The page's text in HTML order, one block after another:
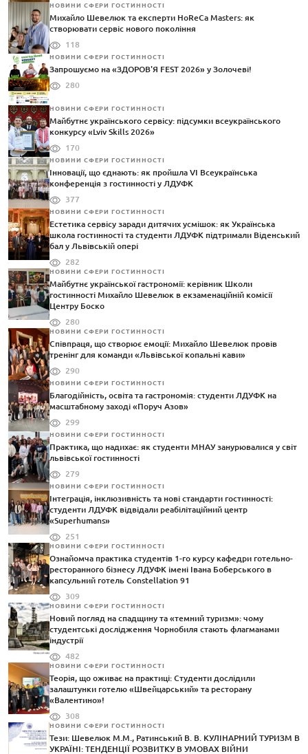
НОВИНИ СФЕРИ ГОСТИННОСТІ
Михайло Шевелюк та експерти HoReCa Masters: як
створювати сервіс нового покоління
118
НОВИНИ СФЕРИ ГОСТИННОСТІ
Запрошуємо на «ЗДОРОВ'Я FEST 2026» у Золочеві!
280
НОВИНИ СФЕРИ ГОСТИННОСТІ
Майбутнє українського сервісу: підсумки всеукраїнського
конкурсу «Lviv Skills 2026»
170
НОВИНИ СФЕРИ ГОСТИННОСТІ
Інновації, що єднають: як пройшла VI Всеукраїнська
конференція з гостинності у ЛДУФК
377
НОВИНИ СФЕРИ ГОСТИННОСТІ
Естетика сервісу заради дитячих усмішок: як Українська
школа гостинності та студенти ЛДУФК підтримали Віденський
бал у Львівській опері
282
НОВИНИ СФЕРИ ГОСТИННОСТІ
Майбутнє української гастрономії: керівник Школи
гостинності Михайло Шевелюк в екзаменаційній комісії
Центру Боско
280
НОВИНИ СФЕРИ ГОСТИННОСТІ
Співпраця, що створює емоції: Михайло Шевелюк провів
тренінг для команди «Львівської копальні кави»
290
НОВИНИ СФЕРИ ГОСТИННОСТІ
Благодійність, освіта та гастрономія: студенти ЛДУФК на
масштабному заході «Поруч Азов»
299
НОВИНИ СФЕРИ ГОСТИННОСТІ
Практика, що надихає: як студенти МНАУ занурювалися у світ
львівської гостинності
279
НОВИНИ СФЕРИ ГОСТИННОСТІ
Інтеграція, інклюзивність та нові стандарти гостинності:
студенти ЛДУФК відвідали реабілітаційний центр
«Superhumans»
251
НОВИНИ СФЕРИ ГОСТИННОСТІ
Ознайомча практика студентів 1-го курсу кафедри готельно-
ресторанного бізнесу ЛДУФК імені Івана Боберського в
капсульний готель Constellation 91
309
НОВИНИ СФЕРИ ГОСТИННОСТІ
Новий погляд на спадщину та «темний туризм»: чому
студентські дослідження Чорнобиля стають флагманами
індустрії
482
НОВИНИ СФЕРИ ГОСТИННОСТІ
Теорія, що оживає на практиці: Студенти дослідили
залаштунки готелю «Швейцарський» та ресторану
«Валентино»!
308
НОВИНИ СФЕРИ ГОСТИННОСТІ
Тези: Шевелюк М.М., Ратинський В. В. КУЛІНАРНИЙ ТУРИЗМ В
УКРАЇНІ: ТЕНДЕНЦІЇ РОЗВИТКУ В УМОВАХ ВІЙНИ